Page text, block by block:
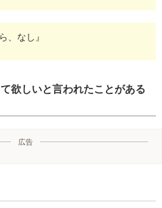
、なし』
欲しいと言われたことがある
広告